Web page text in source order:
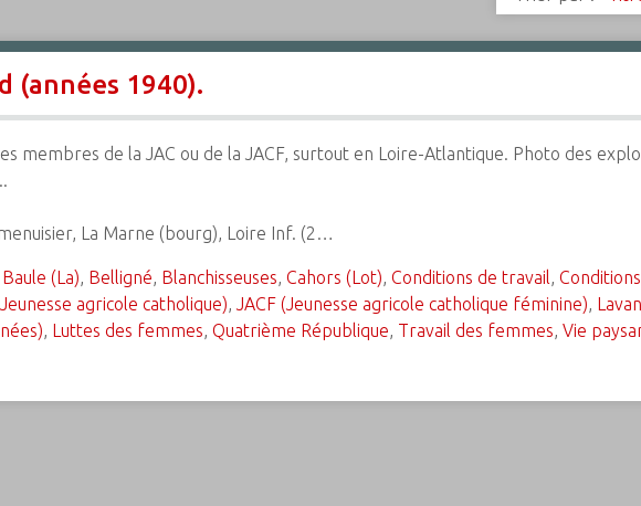
(années 1940).
membres de la JAC ou de la JACF, surtout en Loire-Atlantique. Photo des
La Marne (bourg), Loire Inf. (2…
Baule (La), Belligné, Blanchisseuses, Cahors (Lot), Conditions de travail,
agricole catholique), JACF (Jeunesse agricole catholique féminine),
, Luttes des femmes, Quatrième République, Travail des femmes, Vie